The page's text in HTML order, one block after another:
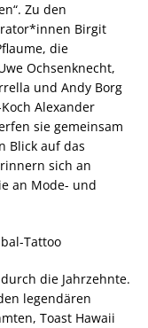
Zu den
Birgit
die
Ochsenknecht,
und Andy Borg
Alexander
sie gemeinsam
Blick auf das
sich an
an Mode- und
Tattoo
die Jahrzehnte.
legendären
Toast Hawaii